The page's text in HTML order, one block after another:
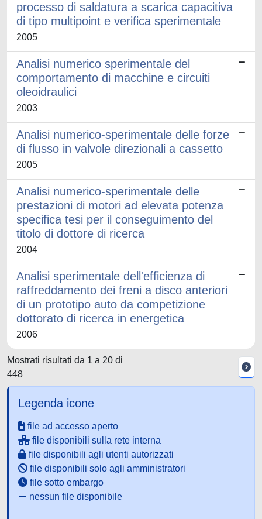
processo di saldatura a scarica capacitiva
di tipo multipoint e verifica sperimentale
2005
Analisi numerico sperimentale del
comportamento di macchine e circuiti
oleoidraulici
2003
Analisi numerico-sperimentale delle forze
di flusso in valvole direzionali a cassetto
2005
Analisi numerico-sperimentale delle
prestazioni di motori ad elevata potenza
specifica tesi per il conseguimento del
titolo di dottore di ricerca
2004
Analisi sperimentale dell'efficienza di
raffreddamento dei freni a disco anteriori
di un prototipo auto da competizione
dottorato di ricerca in energetica
2006
Mostrati risultati da 1 a 20 di
448
Legenda icone
file ad accesso aperto
file disponibili sulla rete interna
file disponibili agli utenti autorizzati
file disponibili solo agli amministratori
file sotto embargo
nessun file disponibile